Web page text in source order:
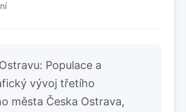
Populace a
vývoj třetího
města Česka Ostrava,